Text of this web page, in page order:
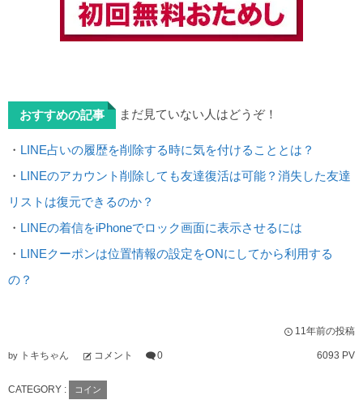
おすすめの記事 まだ見ていない人はどうぞ！
・ LINE占いの履歴を削除する時に気を付けることとは？
・ LINEのアカウント削除しても友達復活は可能？消失した友達
リストは復元できるのか？
・ LINEの着信をiPhoneでロック画面に表示させるには
・ LINEクーポンは位置情報の設定をONにしてから利用する
の？
11年前の投稿
by トキちゃん コメント 0 6093 PV
CATEGORY : コイン